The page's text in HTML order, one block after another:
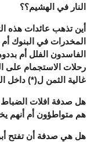
النار في الهشيم؟؟
أين تذهب عائدات هذه
المخدرات في البنوك
الفاسدون الفلل أم
رحلات الاستجمام على
غالية الثمن ل(*) داخل
هل صدفة افلات
هم متواطؤون أم أنهم
هل هي صدفة أن تفتح